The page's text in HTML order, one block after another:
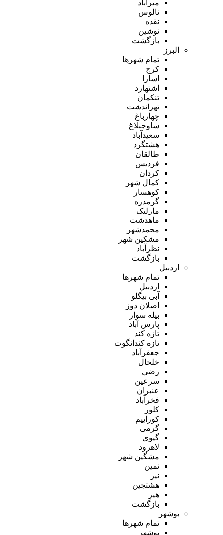
میرآباد
نالوس
نقده
نوشین
بازگشت
البرز
تمام شهر‌ها
کرج
اسارا
اشتهارد
تنکمان
تهراندشت
چهارباغ
ساوجبلاغ
سعیدآباد
هشتگرد
طالقان
فردیس
کردان
کمال شهر
کوهسار
گرمدره
مارلیک
ماهدشت
محمدشهر
مشکین شهر
نظرآباد
بازگشت
اردبیل
تمام شهر‌ها
اردبیل
آبی بیگلو
اصلان دوز
بیله سوار
پارس آباد
تازه کند
تازه کندانگوت
جعفرآباد
خلخال
رضی
سرعین
عنبران
فخرآباد
کلور
کوراییم
گرمی
گیوی
لاهرود
مشگین شهر
نمین
نیر
هشتجین
هیر
بازگشت
بوشهر
تمام شهر‌ها
بوشهر